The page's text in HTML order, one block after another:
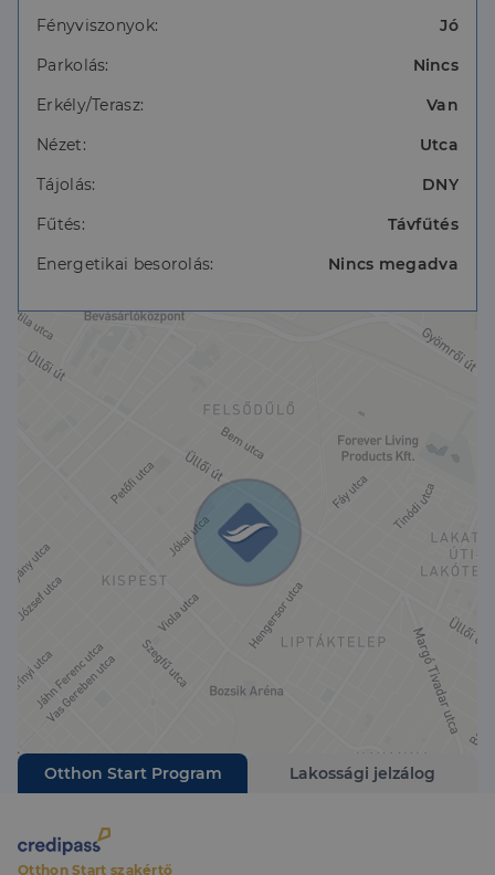
otthont, amelyet saját ízlésükre formálhatnak. Az
alkalmi vételi lehetőség egyúttal kitűnő befektetést
is jelenthet. Amennyiben hirdetésünk felkeltette
érdeklődését, forduljon hozzánk bizalommal további
Fényviszonyok:
Jó
Parkolás:
Nincs
Erkély/Terasz:
Van
Nézet:
Utca
Tájolás:
DNY
Fűtés:
Távfűtés
Energetikai besorolás:
Nincs megadva
Otthon Start Program Lakossági jelzálog
Otthon Start szakértő